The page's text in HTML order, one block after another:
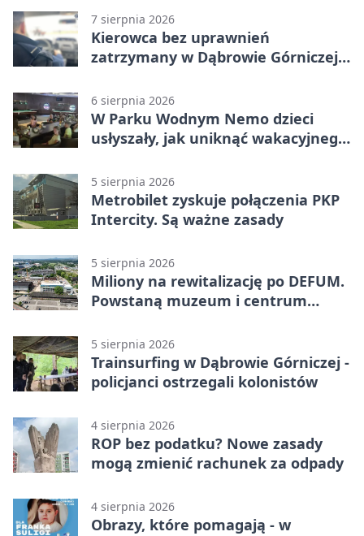
7 sierpnia 2026
Kierowca bez uprawnień
zatrzymany w Dąbrowie Górniczej.
6 sierpnia 2026
W Parku Wodnym Nemo dzieci
usłyszały, jak uniknąć wakacyjnego
5 sierpnia 2026
Metrobilet zyskuje połączenia PKP
Intercity. Są ważne zasady
5 sierpnia 2026
Miliony na rewitalizację po DEFUM.
Powstaną muzeum i centrum
5 sierpnia 2026
Trainsurfing w Dąbrowie Górniczej -
policjanci ostrzegali kolonistów
4 sierpnia 2026
ROP bez podatku? Nowe zasady
mogą zmienić rachunek za odpady
4 sierpnia 2026
Obrazy, które pomagają - w